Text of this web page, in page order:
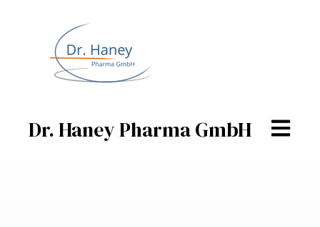
Dr. Haney Pharma GmbH Open